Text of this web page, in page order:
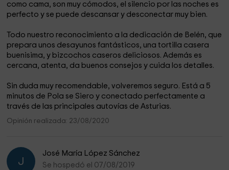
como cama, son muy cómodos, el silencio por las noches es
perfecto y se puede descansar y desconectar muy bien.
Todo nuestro reconocimiento a la dedicación de Belén, que
prepara unos desayunos fantásticos, una tortilla casera
buenisima, y bizcochos caseros deliciosos. Además es
cercana, atenta, da buenos consejos y cuida los detalles.
Sin duda muy recomendable, volveremos seguro. Está a 5
minutos de Pola se Siero y conectado perfectamente a
través de las principales autovías de Asturias.
Opinión realizada: 23/08/2020
J
José María López Sánchez
Se hospedó el 07/08/2019